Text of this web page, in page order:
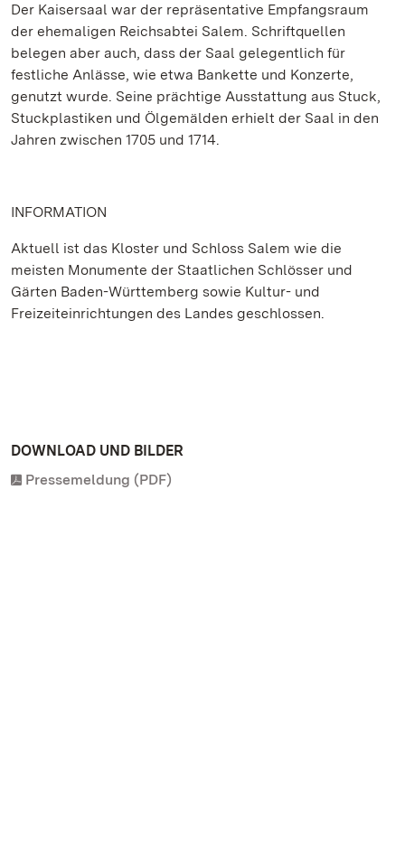
Der Kaisersaal war der repräsentative Empfangsraum
der ehemaligen Reichsabtei Salem. Schriftquellen
belegen aber auch, dass der Saal gelegentlich für
festliche Anlässe, wie etwa Bankette und Konzerte,
genutzt wurde. Seine prächtige Ausstattung aus Stuck,
Stuckplastiken und Ölgemälden erhielt der Saal in den
Jahren zwischen 1705 und 1714.
INFORMATION
Aktuell ist das Kloster und Schloss Salem wie die
meisten Monumente der Staatlichen Schlösser und
Gärten Baden-Württemberg sowie Kultur- und
Freizeiteinrichtungen des Landes geschlossen.
DOWNLOAD UND BILDER
Pressemeldung (PDF)